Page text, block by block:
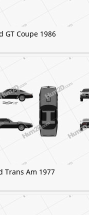
GT Coupe 1986
Trans Am 1977